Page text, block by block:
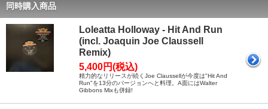
同時購入商品
Loleatta Holloway - Hit And Run
(incl. Joaquin Joe Claussell
Remix)
5,400円(税込)
精力的なリリースが続くJoe Claussellが今度は"Hit And
Run"を13分のバージョンへと料理。A面にはWalter
Gibbons Mixも併録!